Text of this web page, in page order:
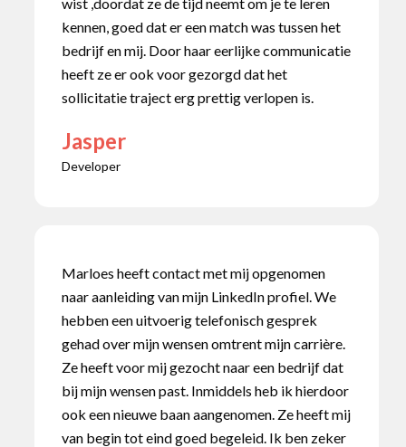
kennen, goed dat er een match was tussen het
bedrijf en mij. Door haar eerlijke communicatie
heeft ze er ook voor gezorgd dat het
sollicitatie traject erg prettig verlopen is.
Jasper
Developer
Marloes heeft contact met mij opgenomen
naar aanleiding van mijn LinkedIn profiel. We
hebben een uitvoerig telefonisch gesprek
gehad over mijn wensen omtrent mijn carrière.
Ze heeft voor mij gezocht naar een bedrijf dat
bij mijn wensen past. Inmiddels heb ik hierdoor
ook een nieuwe baan aangenomen. Ze heeft mij
van begin tot eind goed begeleid. Ik ben zeker